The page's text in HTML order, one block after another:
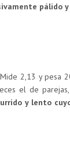
pálido
2,13 y pesa
el de
y lento